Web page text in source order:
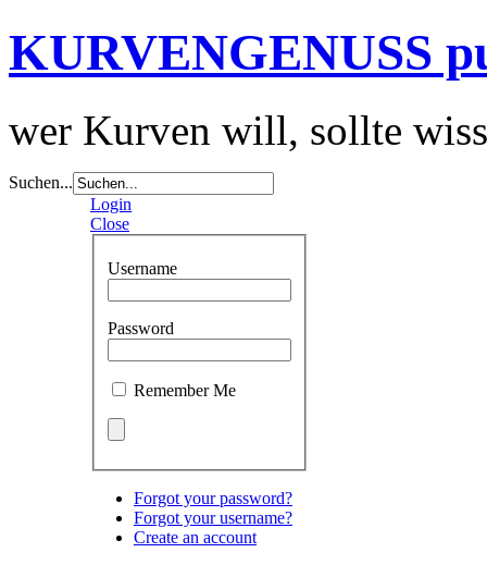
KURVENGENUSS
wer Kurven will, sollte
Suchen...
Login
Close
Username
Password
Remember Me
Forgot your password?
Forgot your username?
Create an account